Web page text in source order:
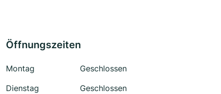
Öffnungszeiten
Montag
Geschlossen
Dienstag
Geschlossen